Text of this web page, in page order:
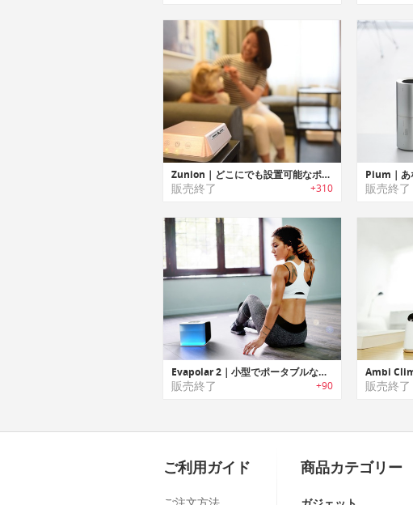
Zunion｜どこにでも設置可能なポータブル多機能HEPAフィルター空気清浄機「ズーニオン」
販売終了 +310 販売終了
Evapolar 2｜小型でポータブルなパーソナルクーラー「エバポーラー2」
販売終了 +90 販売終了
ご利用ガイド 商品カテゴリー